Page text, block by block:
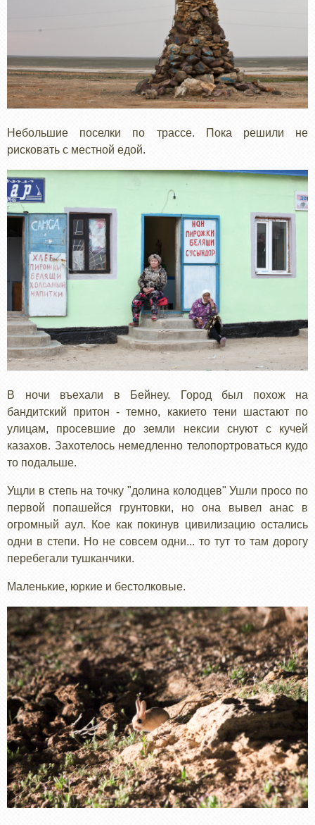
Небольшие поселки по трассе. Пока решили не
рисковать с местной едой.
В ночи въехали в Бейнеу. Город был похож на
бандитский притон - темно, какието тени шастают по
улицам, просевшие до земли нексии снуют с кучей
казахов. Захотелось немедленно телопортроваться кудо
то подальше.
Ущли в степь на точку "долина колодцев" Ушли просо по
первой попашейся грунтовки, но она вывел анас в
огромный аул. Кое как покинув цивилизацию остались
одни в степи. Но не совсем одни... то тут то там дорогу
перебегали тушканчики.
Маленькие, юркие и бестолковые.